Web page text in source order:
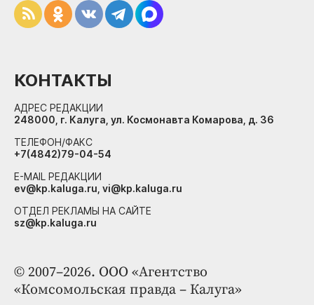
© 2007–2026. ООО «Агентство
«Комсомольская правда – Калуга»
КОНТАКТЫ
АДРЕС РЕДАКЦИИ
248000, г. Калуга, ул. Космонавта Комарова, д. 36
ТЕЛЕФОН/ФАКС
+7(4842)79-04-54
E-MAIL РЕДАКЦИИ
ev@kp.kaluga.ru, vi@kp.kaluga.ru
ОТДЕЛ РЕКЛАМЫ НА САЙТЕ
sz@kp.kaluga.ru